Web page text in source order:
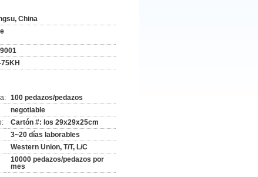
China
75KH
100 pedazos/pedazos
negotiable
Cartón #: los 29x29x25cm
3~20 días laborables
Western Union, T/T, L/C
10000 pedazos/pedazos por
mes